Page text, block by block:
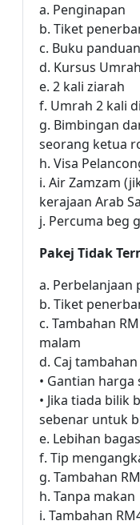
a. Penginapan
b. Tiket
c. Buku
d. Kursus Umrah
e. 2 kali ziarah
f. Umrah 2 kali
g. Bimbingan
seorang ketua
h. Visa
i. Air Zamzam
kerajaan Arab
j. Percuma beg
Pakej Tidak
a. Perbelanjaan
b. Tiket
c. Tambahan
malam
d. Caj
• Gantian
• Jika tiada bilik
sebenar untuk
e. Lebihan
f. Tip
g. Tambahan
h. Tanpa makan
i. Tambahan